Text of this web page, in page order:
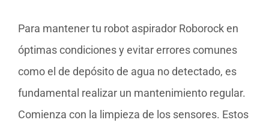
Para mantener tu robot aspirador Roborock en
óptimas condiciones y evitar errores comunes
como el de depósito de agua no detectado, es
fundamental realizar un mantenimiento regular.
Comienza con la limpieza de los sensores. Estos